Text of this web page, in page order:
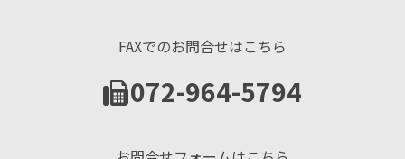
FAXでのお問合せはこちら
072-964-5794